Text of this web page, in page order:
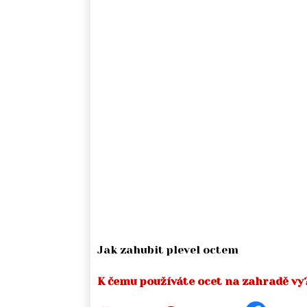
Jak zahubit plevel octem
K čemu používáte ocet na zahradě